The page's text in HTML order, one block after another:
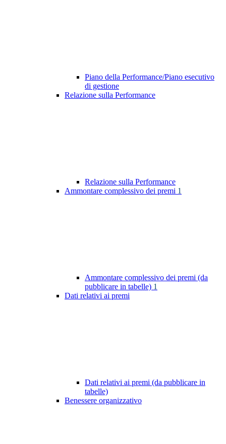
Piano della Performance/Piano esecutivo
di gestione
Relazione sulla Performance
Relazione sulla Performance
Ammontare complessivo dei premi 1
Ammontare complessivo dei premi (da
pubblicare in tabelle) 1
Dati relativi ai premi
Dati relativi ai premi (da pubblicare in
tabelle)
Benessere organizzativo